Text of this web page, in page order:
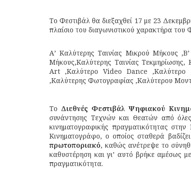
Το Φεστιβάλ θα διεξαχθεί 17 με 23
πλαίσιο του διαγωνιστικού χαρακτήρα
Α’ Καλύτερης Ταινίας Μικρού Μήκους
Μήκους,Καλύτερης Tαινίας
Art ,Καλύτερο Video Dance ,Καλύτερο
,Καλύτερης Φωτογραφίας ,Καλύτερου
Το Διεθνές Φεστιβάλ Ψηφιακού
συνάντησης Τεχνών και Θεατών από
κινηματογραφικής πραγματικότητας
Κινηματογράφο, ο οποίος σταθερά
πρωτοποριακό, καθώς ανέτρεψε το
καθυστέρηση και γι’ αυτό βρήκε αμέσως
πραγματικότητα.